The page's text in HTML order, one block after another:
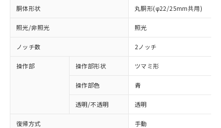
胴体形状 丸胴形(φ22/25mm共用)
照光/非照光 照光
ノッチ数 2ノッチ
操作部 操作部形状 ツマミ形
操作部色 青
透明/不透明 透明
復帰方式 手動